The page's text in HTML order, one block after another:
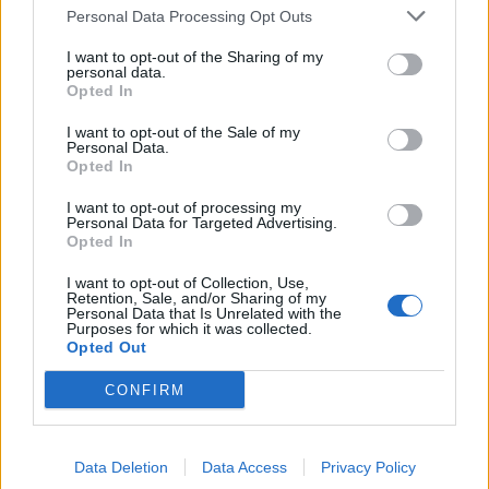
Personal Data Processing Opt Outs
I want to opt-out of the Sharing of my
personal data.
Opted In
I want to opt-out of the Sale of my
Personal Data.
Opted In
I want to opt-out of processing my
Personal Data for Targeted Advertising.
Opted In
I want to opt-out of Collection, Use,
Retention, Sale, and/or Sharing of my
Personal Data that Is Unrelated with the
Purposes for which it was collected.
Opted Out
CONFIRM
Data Deletion Data Access Privacy Policy
en sked på en bit fröknäcke – det är magiskt gott och en
perfekt förrätt eller till ett glass bubbel före middagen.
Tips! Baka goda baguetter till salladen – klicka här för
recept! TIPS! Följ gärna …
Lindas bakfilmer, Lindas choklad, Lindas chokladbollar